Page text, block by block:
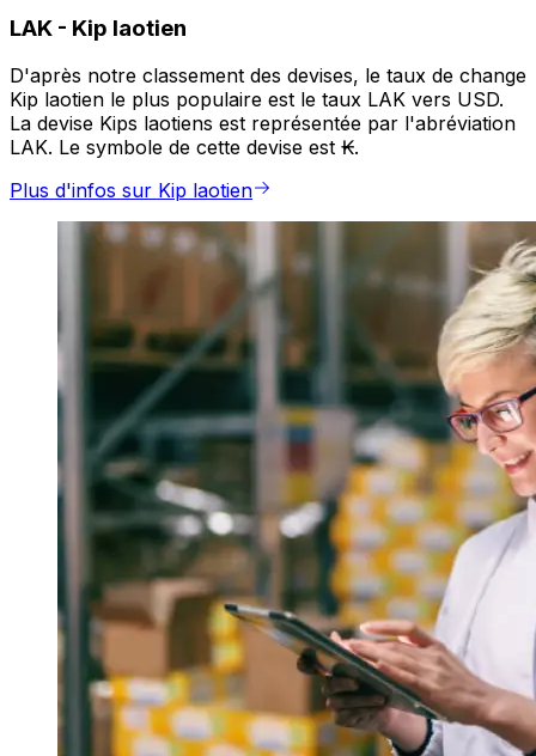
LAK - Kip laotien
D'après notre classement des devises, le taux de change
Kip laotien le plus populaire est le taux LAK vers USD.
La devise Kips laotiens est représentée par l'abréviation
LAK. Le symbole de cette devise est ₭.
Plus d'infos sur Kip laotien